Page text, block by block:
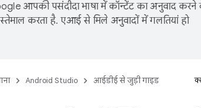
आपकी पसंदीदा भाषा में कॉन्टेंट का अनुवाद
करता है. एआई से मिले अनुवादों में गलतियां हो
Android Studio आईडीई से जुड़ी गाइड